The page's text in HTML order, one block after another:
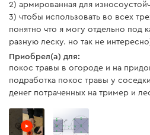
2) армированная для
3) чтобы использовать во всех
понятно что я могу отдельно под
разную леску. но так не
Приобрел(а) для:
покос травы в огороде и на
подработка покос травы у
денег потраченных на тример и